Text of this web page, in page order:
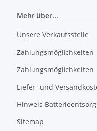
Mehr über...
Unsere Verkaufsstelle
Zahlungsmöglichkeiten
Zahlungsmöglichkeiten
Liefer- und
Hinweis
Sitemap